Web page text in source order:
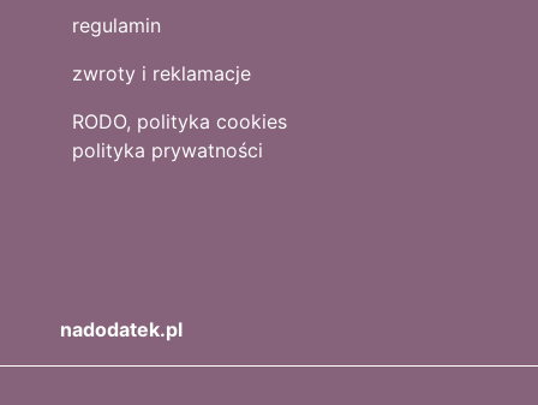
regulamin
zwroty i reklamacje
RODO, polityka cookies
polityka prywatności
nadodatek.pl